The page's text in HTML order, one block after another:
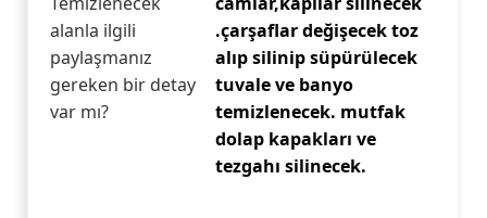
alanla ilgili
paylaşmanız
gereken bir detay
var mı?
.çarşaflar değişecek toz
alıp silinip süpürülecek
tuvale ve banyo
temizlenecek. mutfak
dolap kapakları ve
tezgahı silinecek.